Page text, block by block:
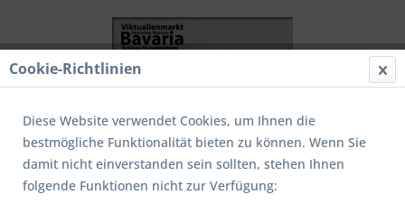
Cookie-Richtlinien
Diese Website verwendet Cookies, um Ihnen die
bestmögliche Funktionalität bieten zu können. Wenn Sie
damit nicht einverstanden sein sollten, stehen Ihnen
folgende Funktionen nicht zur Verfügung: